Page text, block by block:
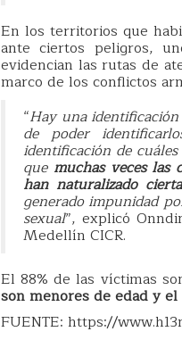
En los territorios que
ante ciertos peligros,
evidencian las rutas de
marco de los conflictos
“Hay una
de poder
identificación de
quemuchas veces las
han naturalizado
generado impunidad
sexual”, explicó
Medellín CICR.
El 88% de las víctimas
son menores de edad y
FUENTE: https://